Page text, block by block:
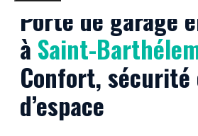
Porte de garage
à Saint-
Confort,
d’espace